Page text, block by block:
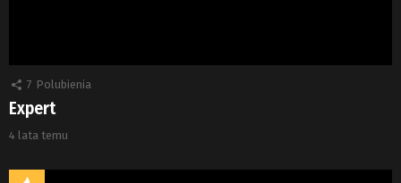
7 Polubienia
Expert
4 lata temu